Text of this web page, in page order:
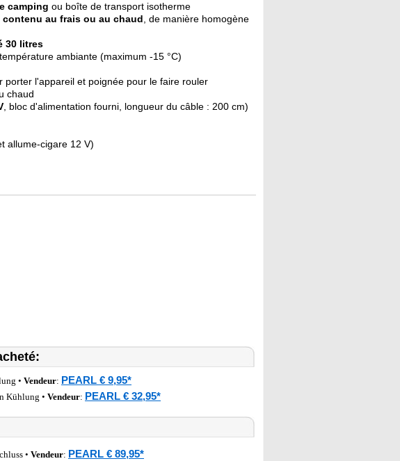
camping ou boîte de transport isotherme
contenu au frais ou au chaud , de manière homogène
30 litres
ambiante (maximum -15 °C)
porter l'appareil et poignée pour le faire rouler
chaud
, bloc d'alimentation fourni, longueur du câble : 200 cm)
allume-cigare 12 V)
• Vendeur: PEARL € 9,95*
Kühlung • Vendeur: PEARL € 32,95*
• Vendeur: PEARL € 89,95*